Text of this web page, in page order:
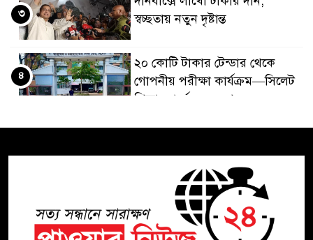
স্বচ্ছতায় নতুন দৃষ্টান্ত
৩
২০ কোটি টাকার টেন্ডার থেকে
গোপনীয় পরীক্ষা কার্যক্রম—সিলেট
শিক্ষা বোর্ডে একের পর এক
৪
ছেলের ঝুলন্ত মরদেহ উদ্ধার
শতাব্দী রায়ের বাড়িতে বিদ্রোহীদের
বৈঠক, পশ্চিমবঙ্গে তৃনমূলে ভাঙনের